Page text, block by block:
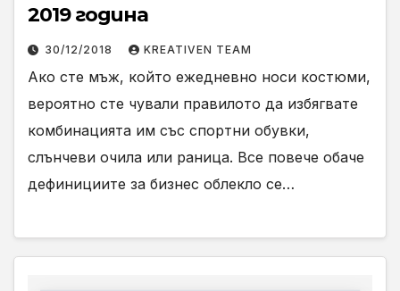
2019 година
30/12/2018 KREATIVEN TEAM
Ако сте мъж, който ежедневно носи костюми,
вероятно сте чували правилото да избягвате
комбинацията им със спортни обувки,
слънчеви очила или раница. Все повече обаче
дефинициите за бизнес облекло се…